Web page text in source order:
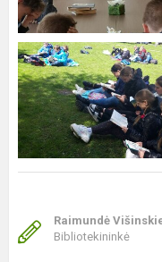
Raimundė
Bibliotekininkė